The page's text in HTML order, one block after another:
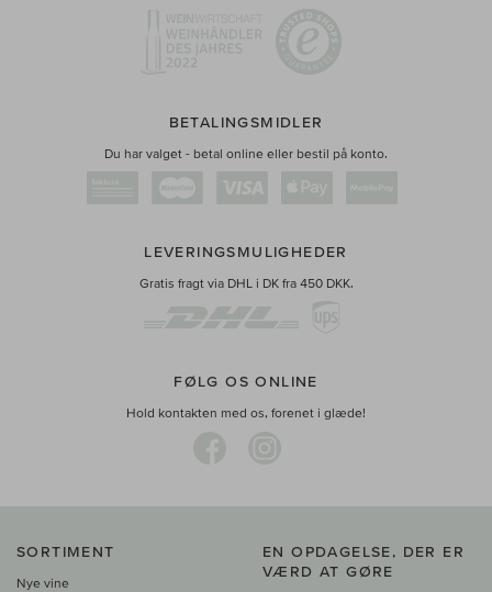
BETALINGSMIDLER
Du har valget - betal online eller bestil på konto.
LEVERINGSMULIGHEDER
Gratis fragt via DHL i DK fra 450 DKK.
FØLG OS ONLINE
Hold kontakten med os, forenet i glæde!
SORTIMENT
Nye vine
EN OPDAGELSE, DER ER
VÆRD AT GØRE